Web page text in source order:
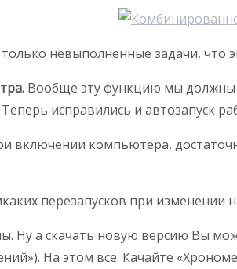
невыполненные задачи, что
Вообще эту функцию мы должны
исправились и автозапуск
включении компьютера,
перезапусков при
Ну а скачать новую версию Вы
На этом все. Качайте